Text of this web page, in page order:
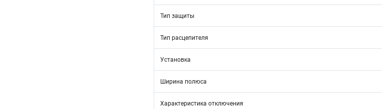
Тип защиты
Тип расцепителя
Установка
Ширина полюса
Характеристика отключения